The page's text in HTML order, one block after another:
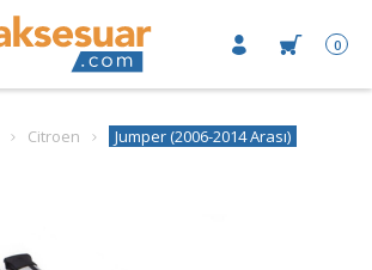
0
Citroen
Jumper (2006-2014 Arası)